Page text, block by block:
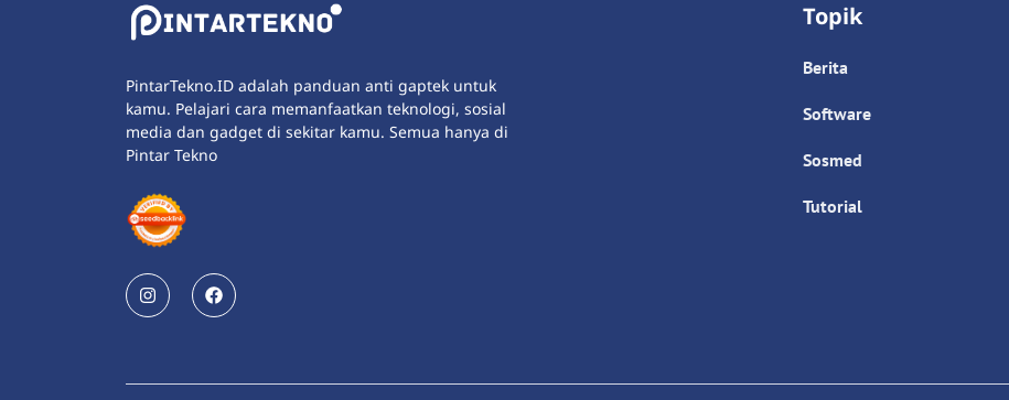
PintarTekno.ID adalah panduan anti gaptek untuk
kamu. Pelajari cara memanfaatkan teknologi, sosial
media dan gadget di sekitar kamu. Semua hanya di
Pintar Tekno
Topik
Berita
Software
Sosmed
Tutorial